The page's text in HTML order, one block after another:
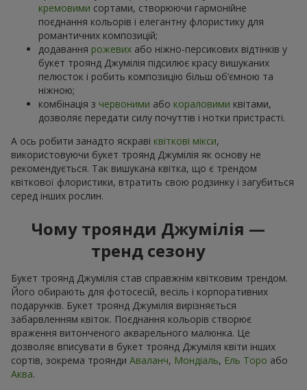
кремовими сортами, створюючи гармонійне
поєднання кольорів і елегантну флористику для
романтичних композицій;
додавання рожевих або ніжно-персикових відтінків у
букет троянд Джумілія підсилює красу вишуканих
пелюсток і робить композицію більш об’ємною та
ніжною;
комбінація з червоними або кораловими квітами,
дозволяє передати силу почуттів і нотки пристрасті.
А ось робити занадто яскраві квіткові мікси,
використовуючи букет троянд Джумілія як основу не
рекомендується. Так вишукана квітка, що є трендом
квіткової флористики, втратить свою родзинку і загубиться
серед інших рослин.
Чому троянди Джумілія —
тренд сезону
Букет троянд Джумілія став справжнім квітковим трендом.
Його обирають для фотосесій, весіль і корпоративних
подарунків. Букет троянд Джумілія вирізняється
забарвленням квіток. Поєднання кольорів створює
враження витонченого акварельного малюнка. Це
дозволяє вписувати в букет троянд Джуміля квіти інших
сортів, зокрема троянди Аваланч, Мондіаль, Ель Торо або
Аква.